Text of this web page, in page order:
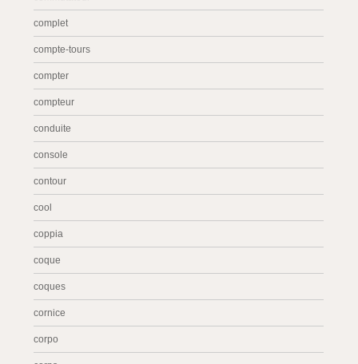
complet
compte-tours
compter
compteur
conduite
console
contour
cool
coppia
coque
coques
cornice
corpo